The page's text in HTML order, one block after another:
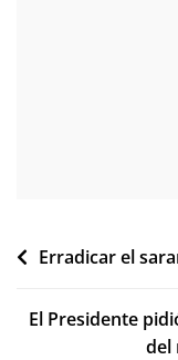
Navegación
entradas
Erradicar el
El Presidente
del